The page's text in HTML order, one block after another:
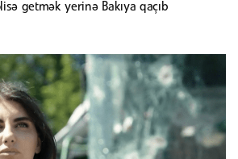
getmək yerinə Bakıya qaçıb